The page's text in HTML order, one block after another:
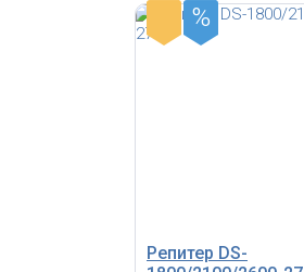
%
Репитер DS-